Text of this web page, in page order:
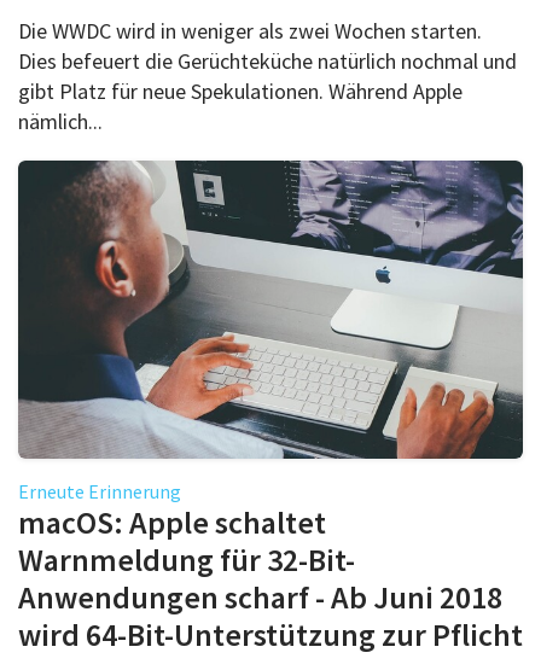
Die WWDC wird in weniger als zwei Wochen starten.
Dies befeuert die Gerüchteküche natürlich nochmal und
gibt Platz für neue Spekulationen. Während Apple
nämlich...
Erneute Erinnerung
macOS: Apple schaltet
Warnmeldung für 32-Bit-
Anwendungen scharf - Ab Juni 2018
wird 64-Bit-Unterstützung zur Pflicht